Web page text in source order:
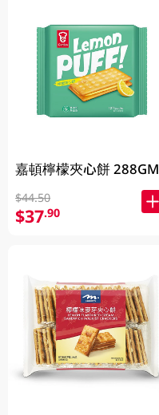
嘉頓檸檬夾心餅 288GM
$44.50
$37.90